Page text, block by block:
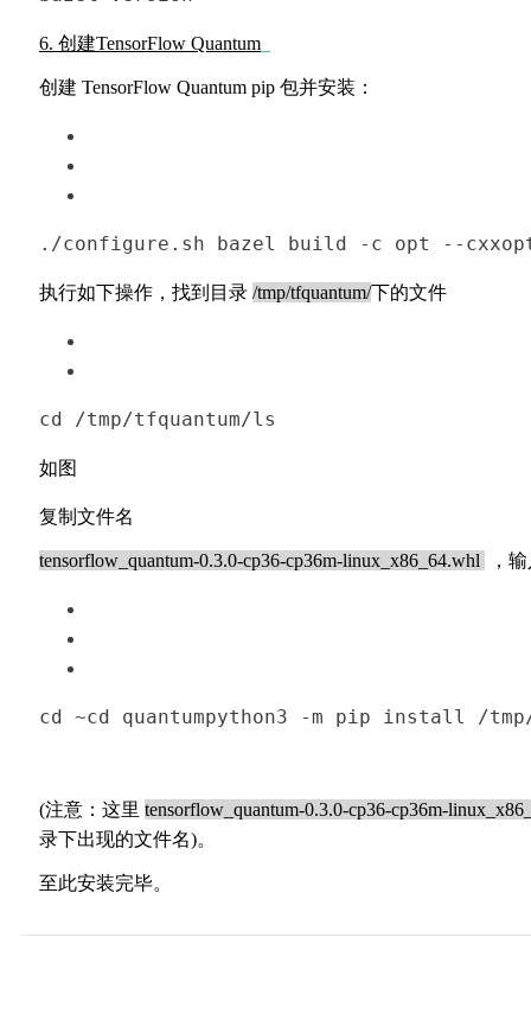
6. 创建TensorFlow Quantum
创建 TensorFlow Quantum pip 包并安装：
./configure.sh bazel build - c opt --
执行如下操作，找到目录 /tmp/tfquantum/下的文件
cd /tmp/tfquantum/ls
如图
复制文件名
tensorflow_quantum-0.3.0-cp36-cp36m-linux_x86_64.whl ，
cd ~cd quantumpython3 -m pip install /tmp/
(注意：这里 tensorflow_quantum-0.3.0-cp36-cp36m-
录下出现的文件名)。
至此安装完毕。